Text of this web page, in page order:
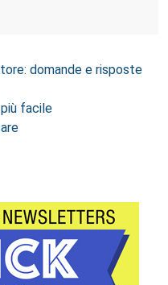
domande e risposte
più facile